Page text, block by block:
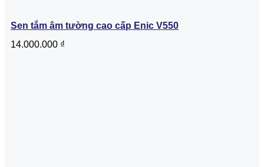
Sen tắm âm tường cao cấp Enic V550
14.000.000 ₫